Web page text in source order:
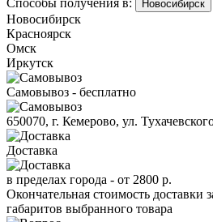
Новосибирск
Новосибирск
Красноярск
Омск
Иркутск
Самовывоз - бесплатно
650070, г. Кемерово, ул.
Доставка
в пределах города - от 2800 р.
Окончательная стоимость доставки
габаритов выбранного товара